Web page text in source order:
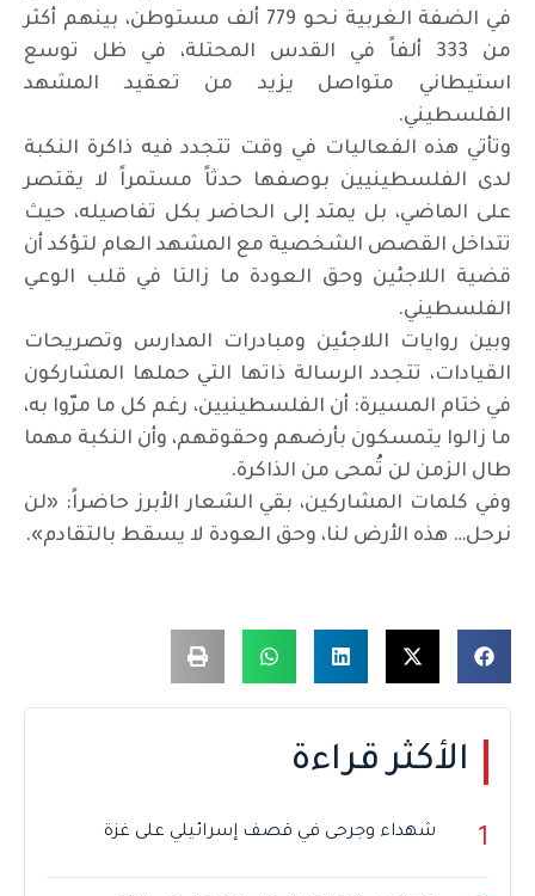
في الضفة الغربية نحو 779 ألف مستوطن، بينهم أكثر
من 333 ألفاً في القدس المحتلة، في ظل توسع
استيطاني متواصل يزيد من تعقيد المشهد
الفلسطيني.
وتأتي هذه الفعاليات في وقت تتجدد فيه ذاكرة النكبة
لدى الفلسطينيين بوصفها حدثاً مستمراً لا يقتصر
على الماضي، بل يمتد إلى الحاضر بكل تفاصيله، حيث
تتداخل القصص الشخصية مع المشهد العام لتؤكد أن
قضية اللاجئين وحق العودة ما زالتا في قلب الوعي
الفلسطيني.
وبين روايات اللاجئين ومبادرات المدارس وتصريحات
القيادات، تتجدد الرسالة ذاتها التي حملها المشاركون
في ختام المسيرة: أن الفلسطينيين، رغم كل ما مرّوا به،
ما زالوا يتمسكون بأرضهم وحقوقهم، وأن النكبة مهما
طال الزمن لن تُمحى من الذاكرة.
وفي كلمات المشاركين، بقي الشعار الأبرز حاضراً: «لن
نرحل… هذه الأرض لنا، وحق العودة لا يسقط بالتقادم».
الأكثر قراءة
1 شهداء وجرحى في قصف إسرائيلي على غزة